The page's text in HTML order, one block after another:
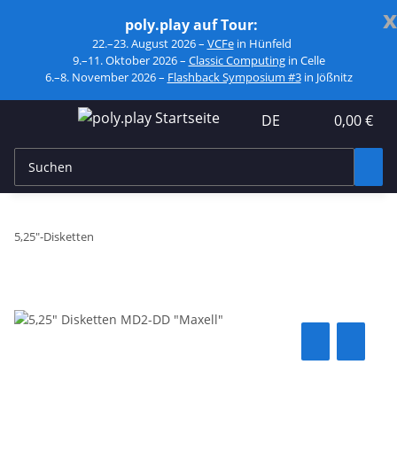
x
poly.play auf Tour:
22.–23. August 2026 – VCFein Hünfeld
9.–11. Oktober 2026 – Classic Computingin Celle
6.–8. November 2026 – Flashback Symposium #3in Jößnitz
DE 0,00 €
5,25"-Disketten